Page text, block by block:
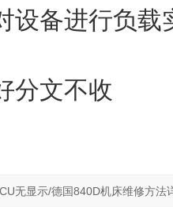
设备进行负
分文不收